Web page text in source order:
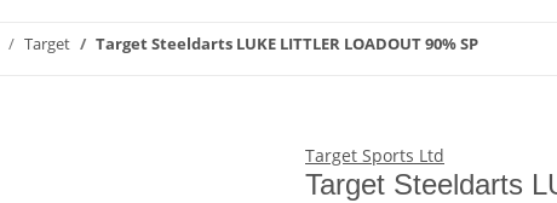
Target Target Steeldarts LUKE LITTLER LOADOUT 90% SP
Target Sports Ltd
Target Steeldarts